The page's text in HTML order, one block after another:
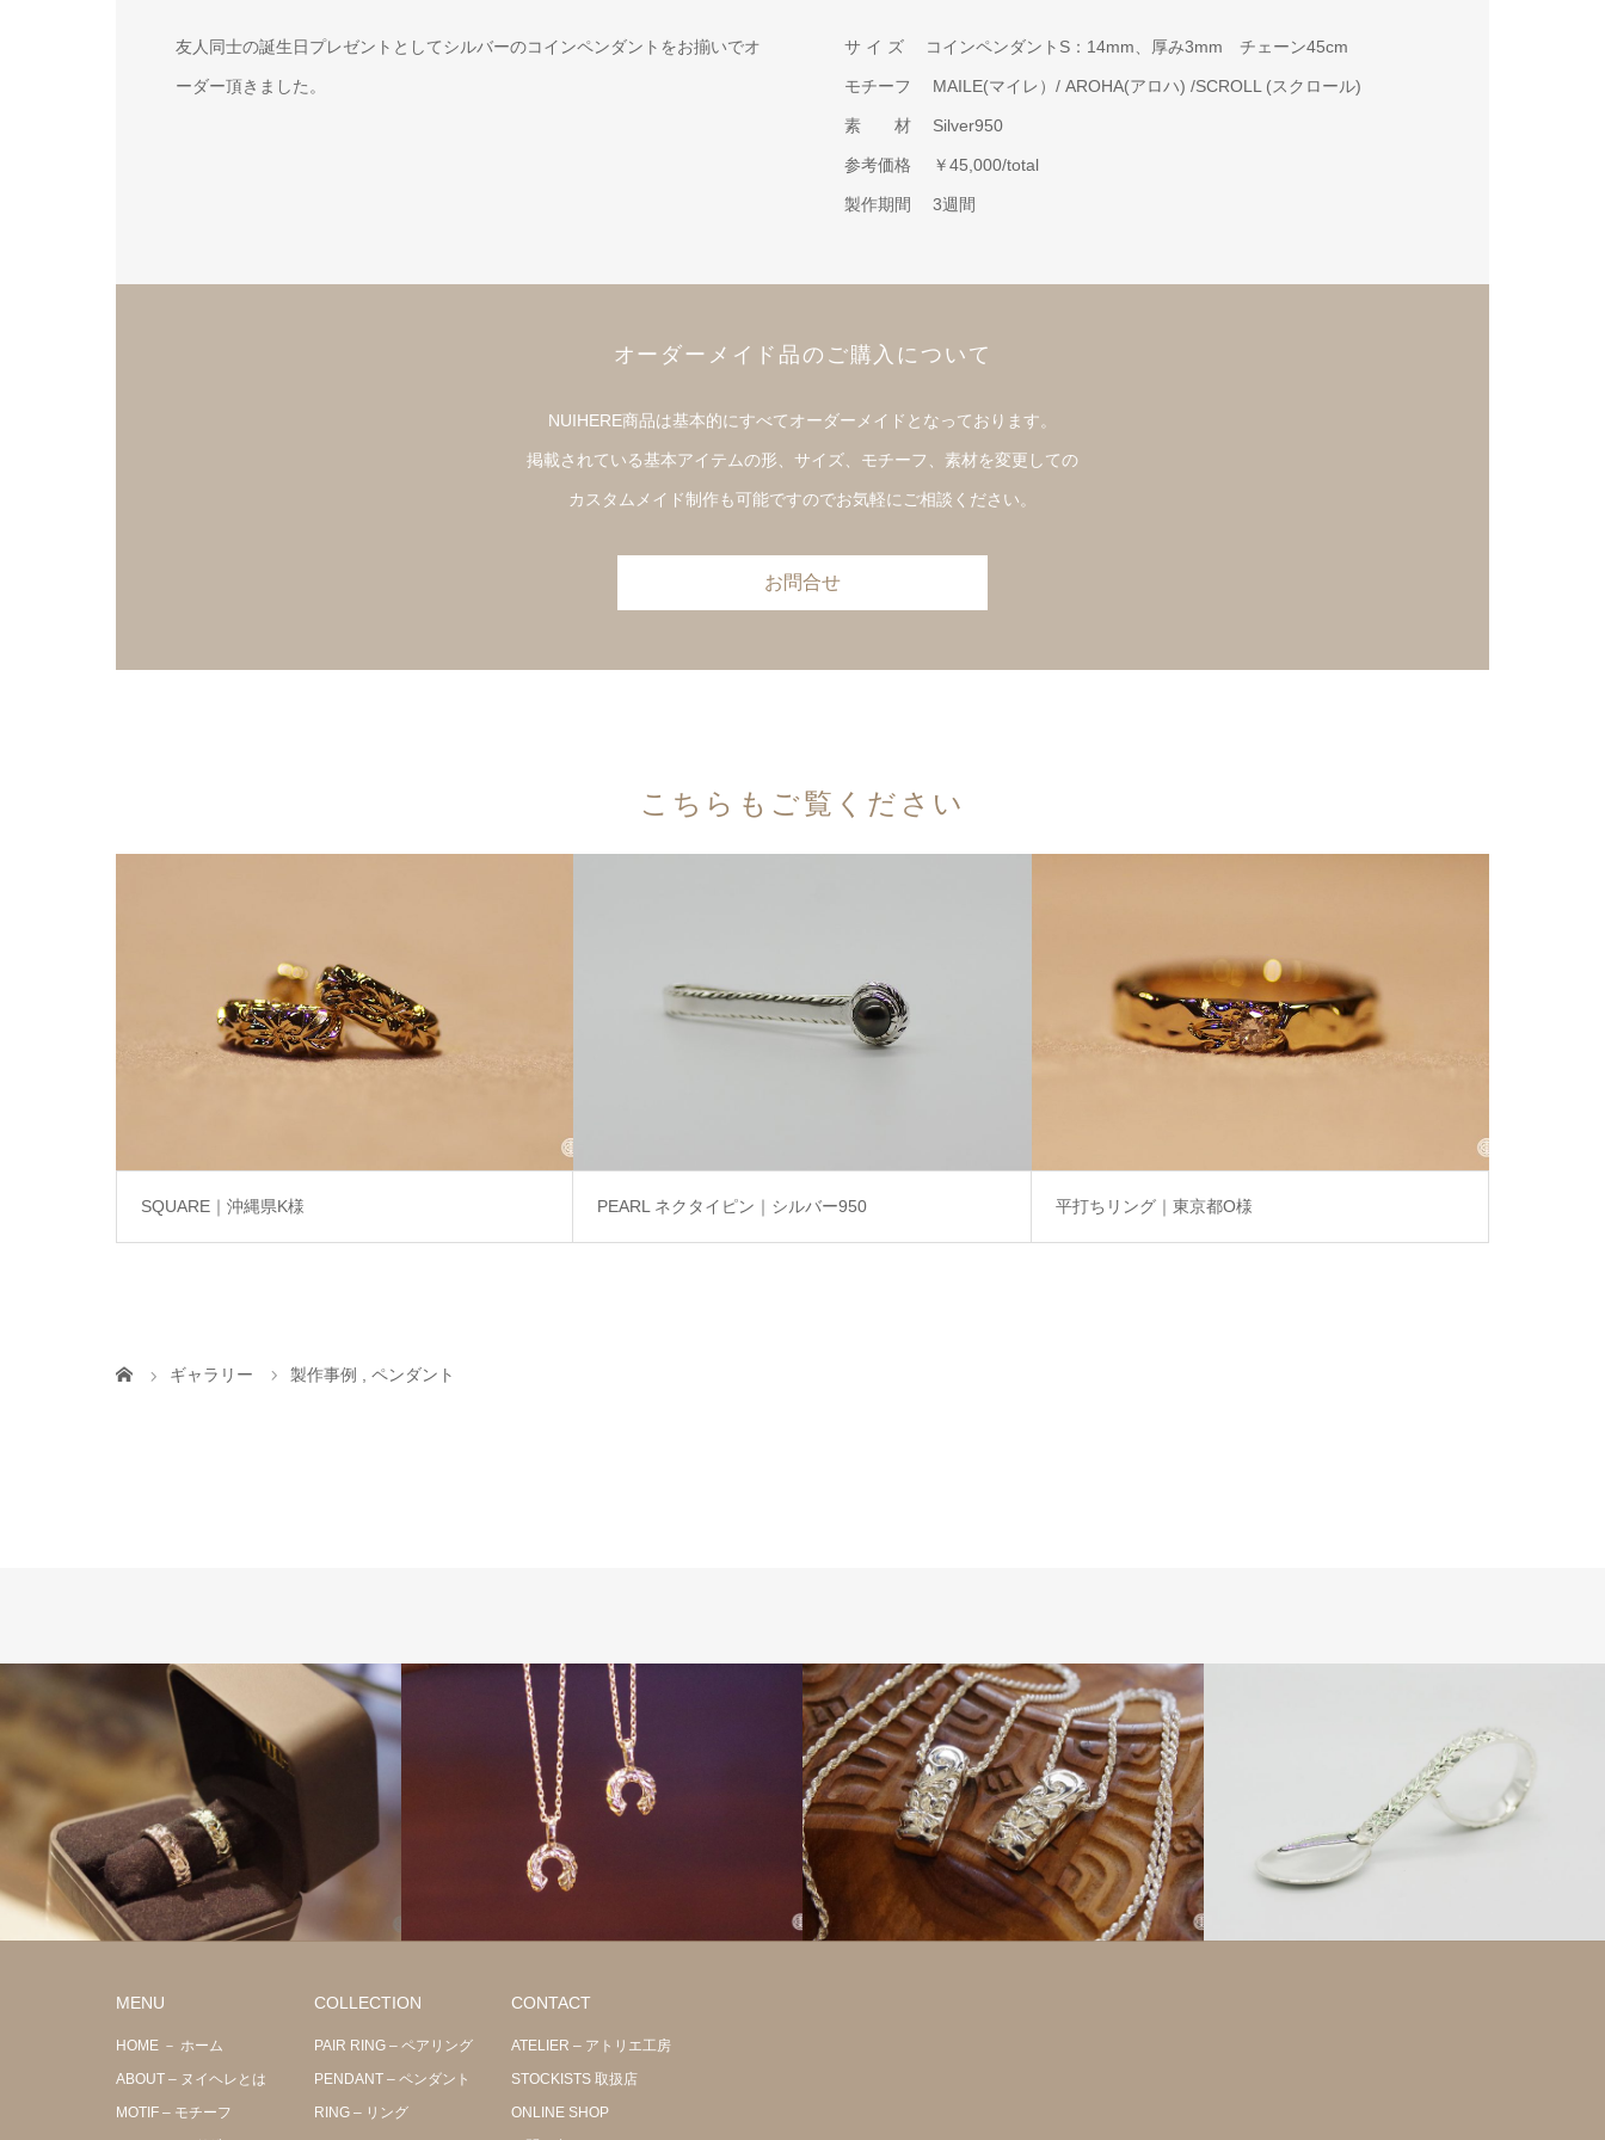
友人同士の誕生日プレゼントとしてシルバーのコインペンダントをお揃いでオ
ーダー頂きました。
サ イ ズ コインペンダントS：14mm、厚み3mm チェーン45cm
モチーフ MAILE(マイレ）/ AROHA(アロハ) /SCROLL (スクロール)
素 材 Silver950
参考価格 ￥45,000/total
製作期間 3週間
オーダーメイド品のご購入について
NUIHERE商品は基本的にすべてオーダーメイドとなっております。
掲載されている基本アイテムの形、サイズ、モチーフ、素材を変更しての
カスタムメイド制作も可能ですのでお気軽にご相談ください。
お問合せ
こちらもご覧ください
SQUARE｜沖縄県K様 PEARL ネクタイピン｜シルバー950 平打ちリング｜東京都O様
ギャラリー 製作事例 , ペンダント
MENU
HOME － ホーム
ABOUT – ヌイヘレとは
MOTIF – モチーフ
COLLECTION
PAIR RING – ペアリング
PENDANT – ペンダント
RING – リング
CONTACT
ATELIER – アトリエ工房
STOCKISTS 取扱店
ONLINE SHOP